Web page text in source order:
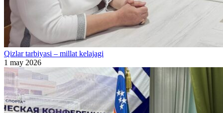
Qizlar tarbiyasi – millat kelajagi
1 may 2026